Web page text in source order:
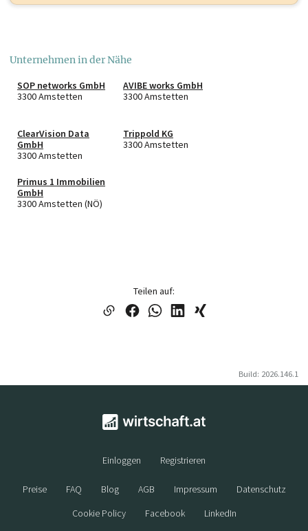
Unternehmen in der Nähe
SOP networks GmbH
3300 Amstetten
AVIBE works GmbH
3300 Amstetten
ClearVision Data
GmbH
3300 Amstetten
Trippold KG
3300 Amstetten
Primus 1 Immobilien
GmbH
3300 Amstetten (NÖ)
Teilen auf:
Build: 2026.146.1
Einloggen Registrieren
Preise FAQ Blog AGB Impressum
Datenschutz
Cookie Policy
Facebook LinkedIn